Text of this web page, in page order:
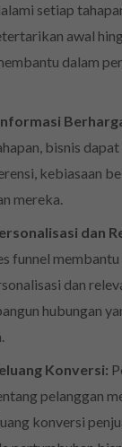
setiap
awal
dalam
bisnis
kebiasaan
mereka.
dan
funnel
dan
hubungan
Konversi:
pelanggan
konversi